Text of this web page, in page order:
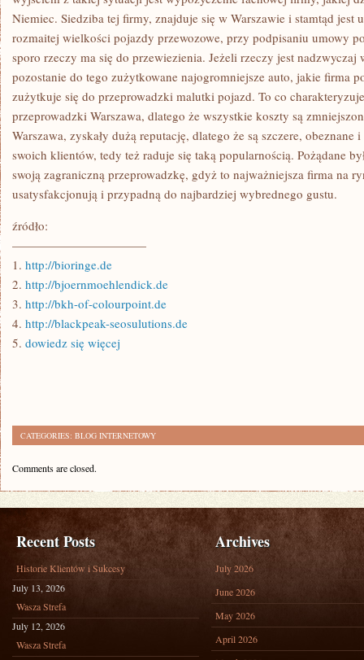
Niemiec. Siedziba tej firmy, znajduje się w Warszawie i stamtąd jest
rozmaitej wielkości pojazdy przewozowe, przy podpisaniu umowy
sporo rzeczy ma się do przewiezienia. Jeżeli rzeczy jest nadzwyczaj
pozostanie do tego zużytkowane najogromniejsze auto, jakie firma
zużytkuje się do przeprowadzki malutki pojazd. To co
przeprowadzki Warszawa, dlatego że wszystkie koszty są
Warszawa, zyskały dużą reputację, dlatego że są szczere,
swoich klientów, tedy też raduje się taką popularnością. Pożądane
swoją zagraniczną przeprowadzkę, gdyż to najważniejsza firma na
usatysfakcjonują i przypadną do najbardziej wybrednego gustu.
źródło:
———————————
1. http://bioringe.de
2. http://bjoernmoehlendick.de
3. http://bkh-of-colourpoint.de
4. http://blackpeak-seosulutions.de
5. dowiedz się więcej
CATEGORIES: BLOG INTERNETOWY
Comments are closed.
Recent Posts
Historie Klientów i Sukcesy
July 13, 2026
Wasza Strefa
July 12, 2026
Wasza Strefa
Archives
July 2026
June 2026
May 2026
April 2026